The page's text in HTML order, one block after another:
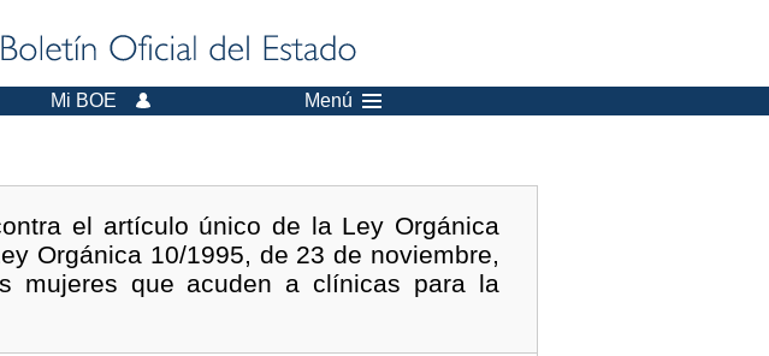
Mi BOE Menú
el artículo único de la Ley Orgánica
Orgánica 10/1995, de 23 de noviembre,
mujeres que acuden a clínicas para la